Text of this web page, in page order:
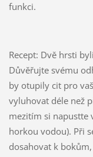
funkci.
Recept: Dvě hrsti
Důvěřujte svému
by otupily cit pro
vyluhovat déle než
mezitím si napustte
horkou vodou). Při
dosahovat k